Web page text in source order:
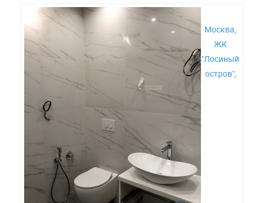
Москва,
ЖК
"Лосиный
остров",